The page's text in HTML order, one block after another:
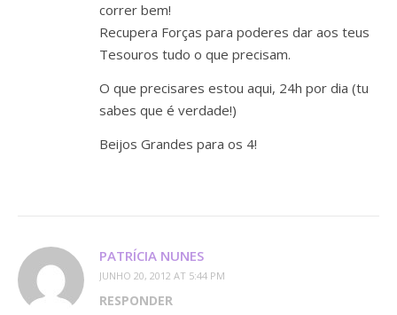
correr bem!
Recupera Forças para poderes dar aos teus
Tesouros tudo o que precisam.
O que precisares estou aqui, 24h por dia (tu
sabes que é verdade!)
Beijos Grandes para os 4!
PATRÍCIA NUNES
JUNHO 20, 2012 AT 5:44 PM
RESPONDER